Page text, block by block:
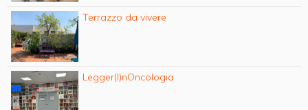
Terrazzo da vivere
Legger(I)nOncologia